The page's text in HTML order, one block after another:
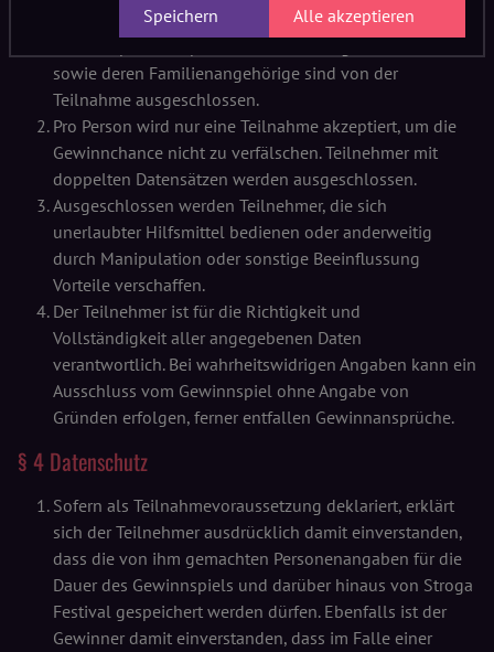
Mitarbeiter vom Stroga Festival und der im Rahmen
sowie deren Familienangehörige sind von der
Teilnahme ausgeschlossen.
Pro Person wird nur eine Teilnahme akzeptiert, um die
Gewinnchance nicht zu verfälschen. Teilnehmer mit
doppelten Datensätzen werden ausgeschlossen.
Ausgeschlossen werden Teilnehmer, die sich
unerlaubter Hilfsmittel bedienen oder anderweitig
durch Manipulation oder sonstige Beeinflussung
Vorteile verschaffen.
Der Teilnehmer ist für die Richtigkeit und
Vollständigkeit aller angegebenen Daten
verantwortlich. Bei wahrheitswidrigen Angaben kann ein
Ausschluss vom Gewinnspiel ohne Angabe von
Gründen erfolgen, ferner entfallen Gewinnansprüche.
§ 4 Datenschutz
Sofern als Teilnahmevoraussetzung deklariert, erklärt
sich der Teilnehmer ausdrücklich damit einverstanden,
dass die von ihm gemachten Personenangaben für die
Dauer des Gewinnspiels und darüber hinaus von Stroga
Festival gespeichert werden dürfen. Ebenfalls ist der
Gewinner damit einverstanden, dass im Falle einer
Speichern Alle akzeptieren